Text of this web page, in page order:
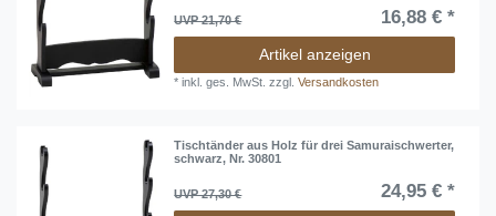
UVP 21,70 € 16,88 € *
Artikel anzeigen
*inkl. ges. MwSt. zzgl.Versandkosten
Tischtänder aus Holz für drei Samuraischwerter,
schwarz, Nr. 30801
UVP 27,30 € 24,95 € *